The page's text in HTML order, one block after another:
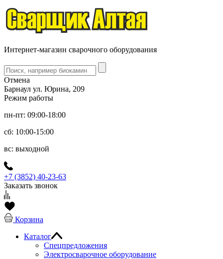
Интернет-магазин сварочного оборудования
Отмена
Барнаул ул. Юрина, 209
Режим работы
пн-пт: 09:00-18:00
сб: 10:00-15:00
вс: выходной
+7 (3852) 40-23-63
Заказать звонок
Корзина
Каталог
Спецпредложения
Электросварочное оборудование